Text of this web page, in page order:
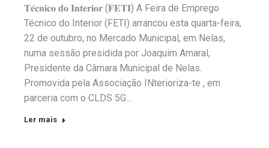
𝐓𝐞́𝐜𝐧𝐢𝐜𝐨 𝐝𝐨 𝐈𝐧𝐭𝐞𝐫𝐢𝐨𝐫 (𝐅𝐄𝐓𝐈) A Feira de Emprego
Técnico do Interior (FETI) arrancou esta quarta-feira,
22 de outubro, no Mercado Municipal, em Nelas,
numa sessão presidida por Joaquim Amaral,
Presidente da Câmara Municipal de Nelas.
Promovida pela Associação INterioriza-te , em
parceria com o CLDS 5G…
Ler mais